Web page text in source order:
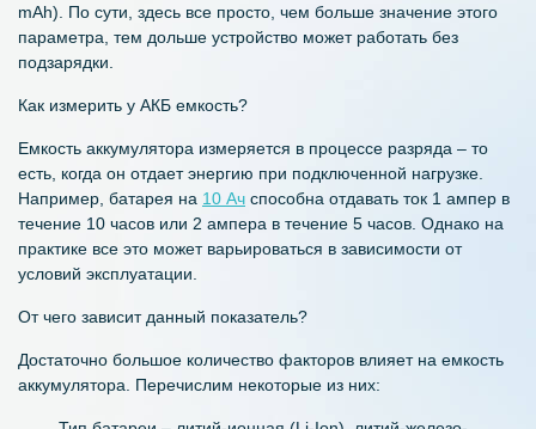
mAh). По сути, здесь все просто, чем больше значение этого
параметра, тем дольше устройство может работать без
подзарядки.
Как измерить у АКБ емкость?
Емкость аккумулятора измеряется в процессе разряда – то
есть, когда он отдает энергию при подключенной нагрузке.
Например, батарея на 10 Ач способна отдавать ток 1 ампер в
течение 10 часов или 2 ампера в течение 5 часов. Однако на
практике все это может варьироваться в зависимости от
условий эксплуатации.
Отчего зависитданный показатель?
Достаточно большое количество факторов влияет на емкость
аккумулятора. Перечислим некоторые из них: